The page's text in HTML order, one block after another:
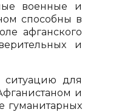
военные и
способны в
афганского
и
ситуацию для
и
гуманитарных